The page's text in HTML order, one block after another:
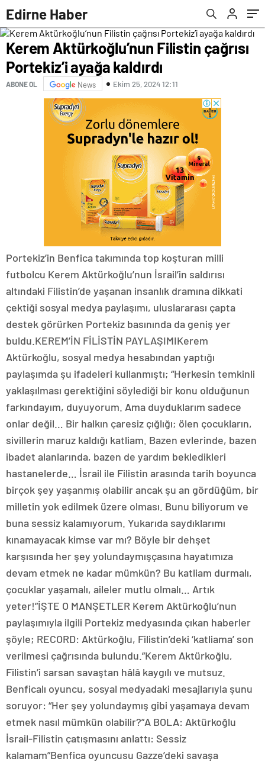
Edirne Haber
Kerem Aktürkoğlu’nun Filistin çağrısı
Portekiz’i ayağa kaldırdı
ABONE OL News Ekim 25, 2024 12:11
Portekiz’in Benfica takımında top koşturan milli
futbolcu Kerem Aktürkoğlu’nun İsrail’in saldırısı
altındaki Filistin’de yaşanan insanlık dramına dikkati
çektiği sosyal medya paylaşımı, uluslararası çapta
destek görürken Portekiz basınında da geniş yer
buldu.KEREM’İN FİLİSTİN PAYLAŞIMIKerem
Aktürkoğlu, sosyal medya hesabından yaptığı
paylaşımda şu ifadeleri kullanmıştı; “Herkesin temkinli
yaklaşılması gerektiğini söylediği bir konu olduğunun
farkındayım, duyuyorum. Ama duyduklarım sadece
onlar değil… Bir halkın çaresiz çığlığı; ölen çocukların,
sivillerin maruz kaldığı katliam. Bazen evlerinde, bazen
ibadet alanlarında, bazen de yardım bekledikleri
hastanelerde… İsrail ile Filistin arasında tarih boyunca
birçok şey yaşanmış olabilir ancak şu an gördüğüm, bir
milletin yok edilmek üzere olması. Bunu biliyorum ve
buna sessiz kalamıyorum. Yukarıda saydıklarımı
kınamayacak kimse var mı? Böyle bir dehşet
karşısında her şey yolundaymışçasına hayatımıza
devam etmek ne kadar mümkün? Bu katliam durmalı,
çocuklar yaşamalı, aileler mutlu olmalı… Artık
yeter!”İŞTE O MANŞETLER Kerem Aktürkoğlu’nun
paylaşımıyla ilgili Portekiz medyasında çıkan haberler
şöyle; RECORD: Aktürkoğlu, Filistin’deki ‘katliama’ son
verilmesi çağrısında bulundu.”Kerem Aktürkoğlu,
Filistin’i sarsan savaştan hâlâ kaygılı ve mutsuz.
Benficalı oyuncu, sosyal medyadaki mesajlarıyla şunu
soruyor: “Her şey yolundaymış gibi yaşamaya devam
etmek nasıl mümkün olabilir?”A BOLA: Aktürkoğlu
İsrail-Filistin çatışmasını anlattı: Sessiz
kalamam”Benfica oyuncusu Gazze’deki savaşa